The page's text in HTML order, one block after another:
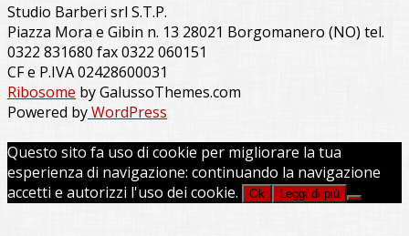
Studio Barberi srl S.T.P.
Piazza Mora e Gibin n. 13 28021 Borgomanero (NO) tel.
0322 831680 fax 0322 060151
CF e P.IVA 02428600031
Ribosome by GalussoThemes.com
Powered byWordPress
Questo sito fa uso di cookie per migliorare la tua
esperienza di navigazione: continuando la navigazione
accetti e autorizzi l'uso dei cookie.
Ok Leggi di più